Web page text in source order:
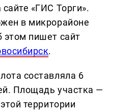
«ГИС Торги».
в микрорайоне
этом пишет сайт
.
составляла 6
Площадь участка —
территории